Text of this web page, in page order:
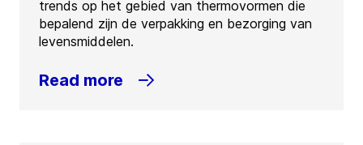
trends op het gebied van thermovormen die
bepalend zijn de verpakking en bezorging van
levensmiddelen.
Read more